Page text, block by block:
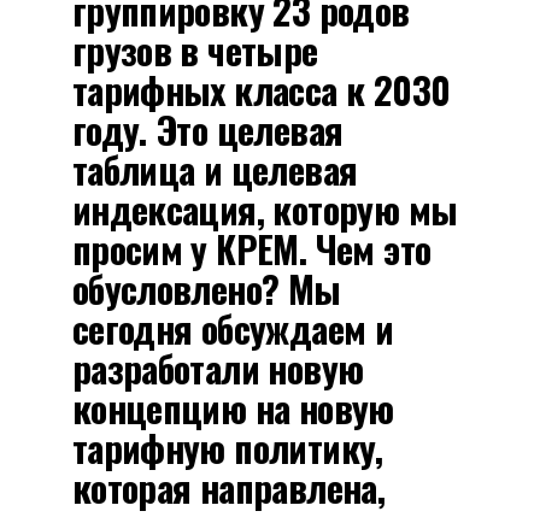
грузов в четыре
тарифных класса к 2030
году. Это целевая
таблица и целевая
индексация, которую мы
просим у КРЕМ. Чем это
обусловлено? Мы
сегодня обсуждаем и
разработали новую
концепцию на новую
тарифную политику,
которая направлена,